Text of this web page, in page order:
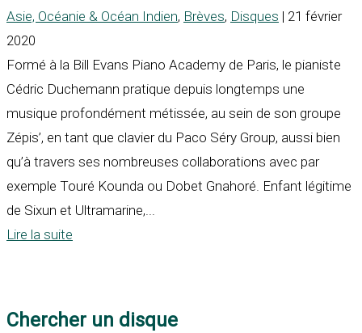
Asie, Océanie & Océan Indien, Brèves, Disques | 21 février
2020
Formé à la Bill Evans Piano Academy de Paris, le pianiste
Cédric Duchemann pratique depuis longtemps une
musique profondément métissée, au sein de son groupe
Zépis’, en tant que clavier du Paco Séry Group, aussi bien
qu’à travers ses nombreuses collaborations avec par
exemple Touré Kounda ou Dobet Gnahoré. Enfant légitime
de Sixun et Ultramarine,...
Lire la suite
Chercher un disque